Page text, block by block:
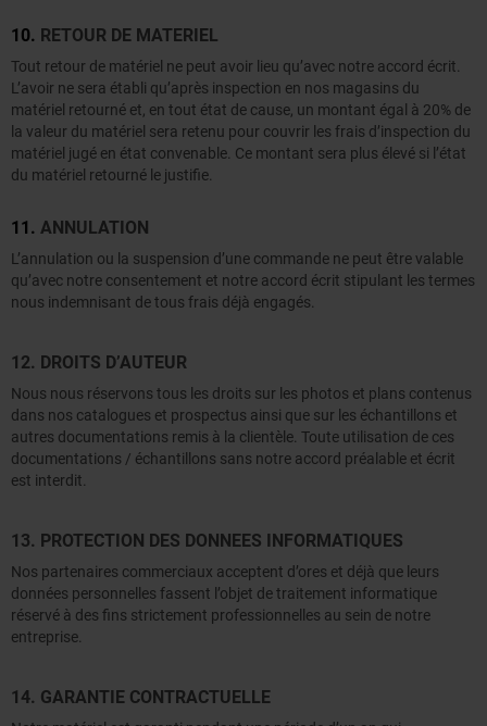
10. RETOUR DE MATERIEL
Tout retour de matériel ne peut avoir lieu qu’avec notre accord écrit.
L’avoir ne sera établi qu’après inspection en nos magasins du
matériel retourné et, en tout état de cause, un montant égal à 20% de
la valeur du matériel sera retenu pour couvrir les frais d’inspection du
matériel jugé en état convenable. Ce montant sera plus élevé si l’état
du matériel retourné le justifie.
11. ANNULATION
L’annulation ou la suspension d’une commande ne peut être valable
qu’avec notre consentement et notre accord écrit stipulant les termes
nous indemnisant de tous frais déjà engagés.
12. DROITS D’AUTEUR
Nous nous réservons tous les droits sur les photos et plans contenus
dans nos catalogues et prospectus ainsi que sur les échantillons et
autres documentations remis à la clientèle. Toute utilisation de ces
documentations / échantillons sans notre accord préalable et écrit
est interdit.
13. PROTECTION DES DONNEES INFORMATIQUES
Nos partenaires commerciaux acceptent d’ores et déjà que leurs
données personnelles fassent l’objet de traitement informatique
réservé à des fins strictement professionnelles au sein de notre
entreprise.
14. GARANTIE CONTRACTUELLE